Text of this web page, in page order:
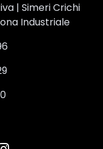
| Simeri Crichi
Industriale